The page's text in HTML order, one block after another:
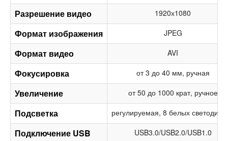
Разрешение видео 1920х1080
Формат изображения JPEG
Формат видео AVI
Фокусировка от 3 до 40 мм, ручная
Увеличение от 50 до 1000 крат, ручное
Подсветка регулируемая, 8 белых
Подключение USB USB3.0/USB2.0/USB1.0